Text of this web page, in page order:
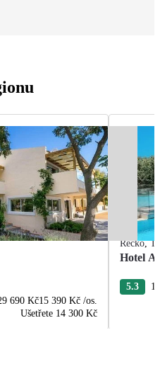
690 Kč15 390 Kč /os.
Ušetřete 14 300 Kč
Řecko,
Hotel
5.3